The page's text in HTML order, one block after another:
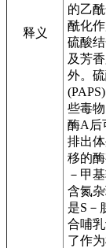
释义
的乙
酰化
硫酸
及芳
外。
些毒
酶A后
排出
移的
－甲
含氮
是S－
合哺
了作